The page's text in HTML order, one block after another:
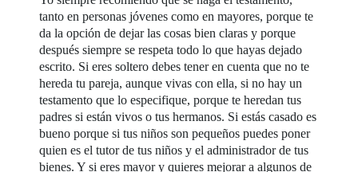
tanto en personas jóvenes como en mayores, porque te
da la opción de dejar las cosas bien claras y porque
después siempre se respeta todo lo que hayas dejado
escrito. Si eres soltero debes tener en cuenta que no te
hereda tu pareja, aunque vivas con ella, si no hay un
testamento que lo especifique, porque te heredan tus
padres si están vivos o tus hermanos. Si estás casado es
bueno porque si tus niños son pequeños puedes poner
quien es el tutor de tus niños y el administrador de tus
bienes. Y si eres mayor y quieres mejorar a algunos de